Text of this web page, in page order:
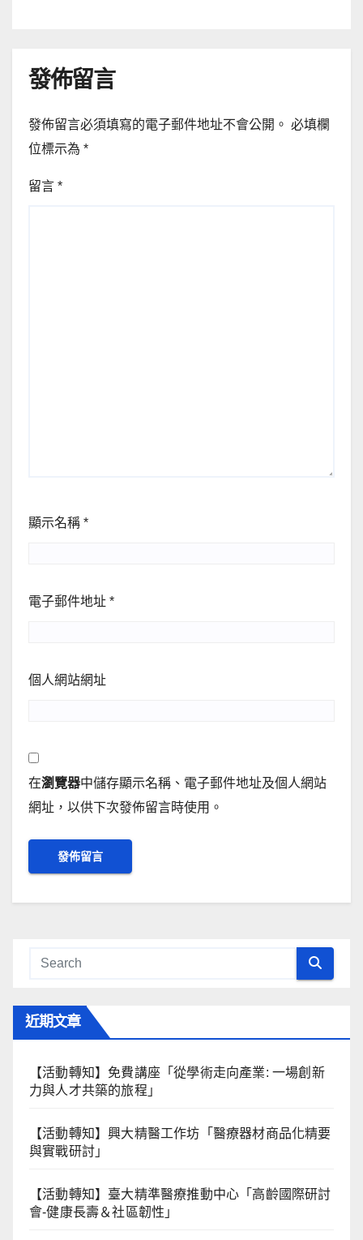
發佈留言
發佈留言必須填寫的電子郵件地址不會公開。 必填欄
位標示為 *
留言 *
顯示名稱 *
電子郵件地址 *
個人網站網址
在瀏覽器中儲存顯示名稱、電子郵件地址及個人網站
網址，以供下次發佈留言時使用。
近期文章
【活動轉知】免費講座「從學術走向產業: ⼀場創新
力與⼈才共築的旅程」
【活動轉知】興大精醫工作坊「醫療器材商品化精要
與實戰研討」
【活動轉知】臺大精準醫療推動中心「高齡國際研討
會-健康長壽＆社區韌性」